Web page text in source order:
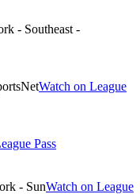
- Southeast -
Watch on League
Pass
- SunWatch on League